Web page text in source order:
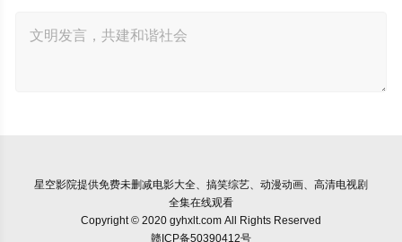
星空影院提供免费未删减电影大全、搞笑综艺、动漫动画、高清电视剧
全集在线观看
Copyright © 2020 gyhxlt.com All Rights Reserved
赣ICP备50390412号